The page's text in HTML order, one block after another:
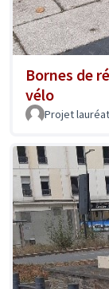
Bornes de
vélo
Projet lauréat